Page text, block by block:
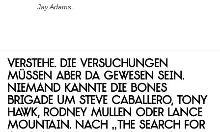
Jay Adams.
Verstehe. Die Versuchungen
müssen aber da gewesen sein.
Niemand kannte die Bones
Brigade um Steve Caballero, Tony
Hawk, Rodney Mullen oder Lance
Mountain. Nach „The Search for